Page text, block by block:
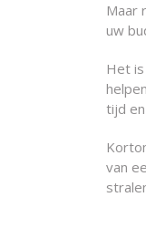
Maar
uw
Het
tijd
van